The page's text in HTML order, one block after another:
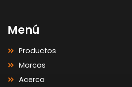
Menú
Productos
Marcas
Acerca